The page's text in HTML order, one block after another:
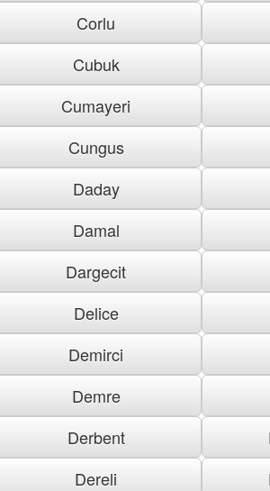
Corlu
Cubuk
Cumayeri
Cungus
Daday
Damal
Dargecit
Delice
Demirci
Demre
Derbent
Dereli